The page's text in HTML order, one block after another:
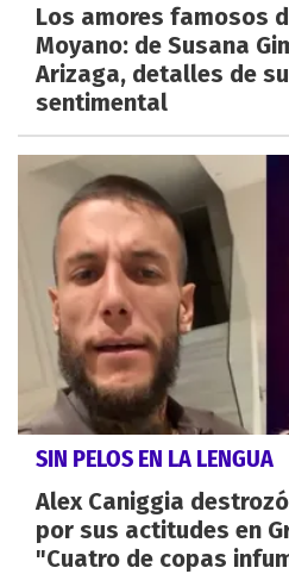
Los amores famosos
Moyano: de Susana
Arizaga, detalles de
sentimental
SIN PELOS EN LA LENGUA
Alex Caniggia
por sus actitudes en
"Cuatro de copas